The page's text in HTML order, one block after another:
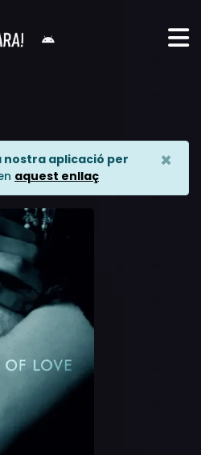
aplicació per
aquest enllaç
×